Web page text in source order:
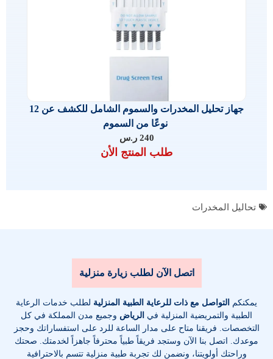
جهاز تحليل المخدرات والسموم الشامل للكشف عن 12
نوعًا من السموم
240 ر.س
طلب المنتج الأن
تحاليل المخدرات
اتصل الآن لطلب زيارة منزلية
يمكنكم التواصل مع ذات للرعاية الطبية المنزلية لطلب خدمات الرعاية
الطبية والتمريضية المنزلية في الرياض وجميع مدن المملكة في كل
التخصصات . فريقنا متاح على مدار الساعة للرد على استفساراتك وحجز
موعدك. اتصل بنا الآن وستجد فريقاً طبياً محترفاً جاهزاً لخدمتك. صحتك
وراحتك أولويتنا، ونضمن لك تجربة طبية منزلية تتسم بالاحترافية